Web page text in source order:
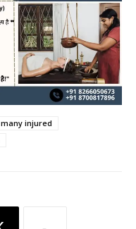
many injured